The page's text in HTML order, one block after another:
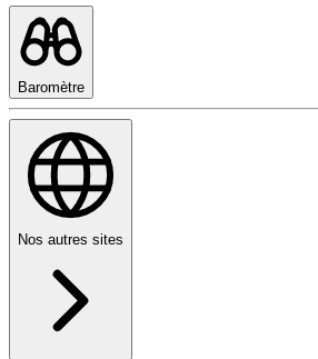
Baromètre
Nos autres sites